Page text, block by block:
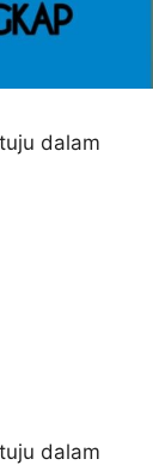
dalam
dalam